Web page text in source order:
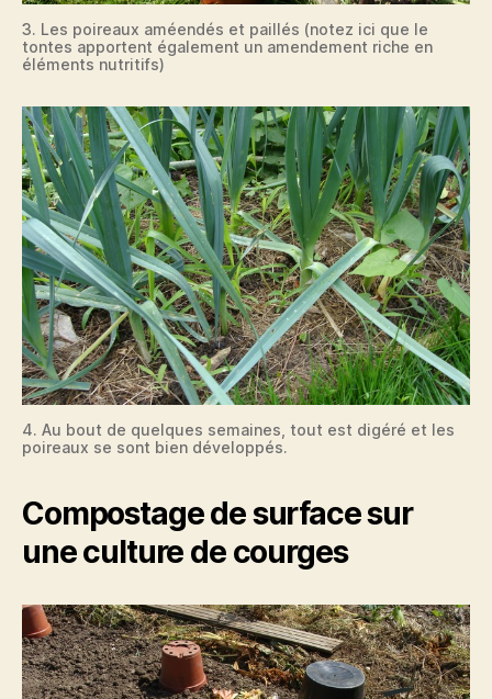
3. Les poireaux améendés et paillés (notez ici que le
tontes apportent également un amendement riche en
éléments nutritifs)
4. Au bout de quelques semaines, tout est digéré et les
poireaux se sont bien développés.
Compostage de surface sur
une culture de courges